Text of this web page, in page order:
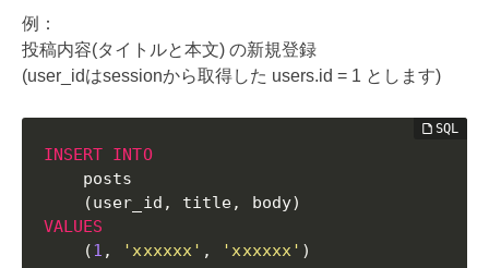
例：
投稿内容(タイトルと本文) の新規登録
(user_idはsessionから取得した users.id = 1 とします)
INSERT INTO
    posts
(user_id , title, body)
VALUES
(1 , 'xxxxxx' , 'xxxxxx' )